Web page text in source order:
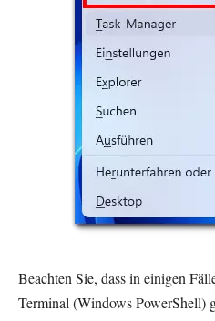
Beachten Sie, dass in einigen
Terminal (Windows PowerShell)